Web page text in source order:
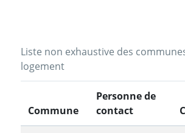
Liste non exhaustive des
logement
Commune
Personne de
contact